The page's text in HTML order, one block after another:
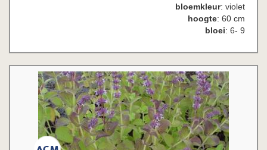
bloemkleur: violet
hoogte: 60 cm
bloei: 6- 9